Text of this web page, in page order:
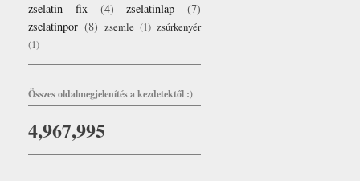
zselatin fix
(4) zselatinlap
(7)
zselatinpor (8) zsemle (1) zsúrkenyér
(1)
Összes oldalmegjelenítés a kezdetektől :)
4,967,995